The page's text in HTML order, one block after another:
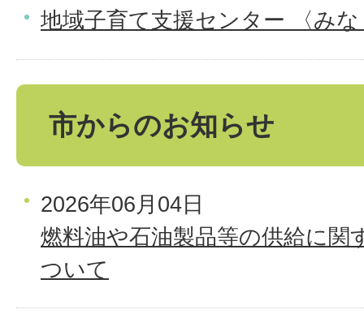
地域子育て支援センター 〈み
市からのお知らせ
2026年06月04日
燃料油や石油製品等の供給に関
ついて